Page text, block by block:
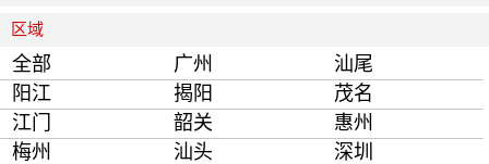
区域
全部 广州
汕尾
阳江
揭阳
茂名
江门
韶关
惠州
梅州
汕头
深圳